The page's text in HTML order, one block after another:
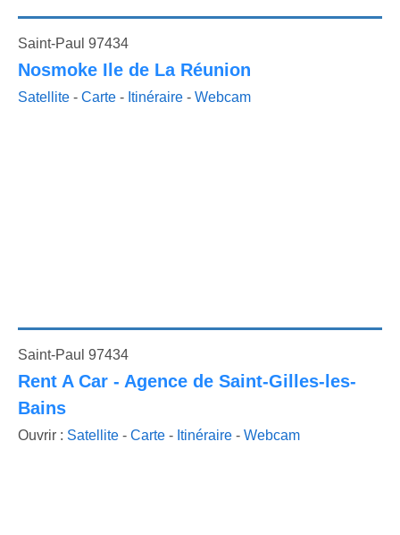
Saint-Paul 97434
Nosmoke Ile de La Réunion
Satellite - Carte - Itinéraire - Webcam
Saint-Paul 97434
Rent A Car - Agence de Saint-Gilles-les-
Bains
Ouvrir : Satellite - Carte - Itinéraire - Webcam